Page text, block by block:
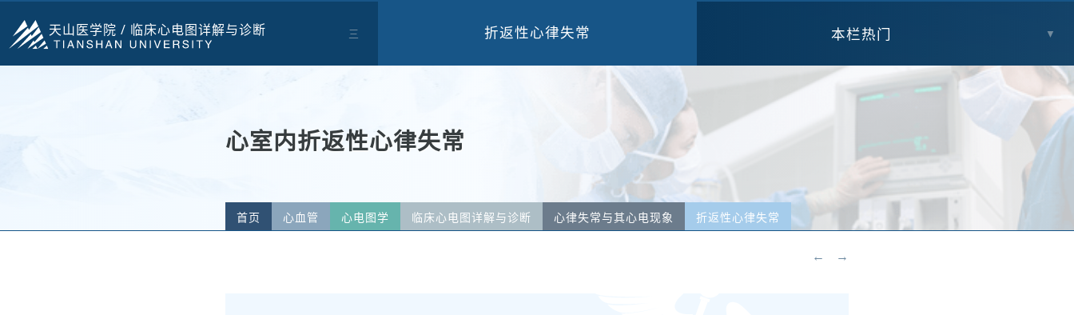
天山医学院 / 临床心电图详解与诊断 三 折返性心律失常 本栏热门 ▼
心室内折返性心律失常
首页 心血管 心电图学 临床心电图详解与诊断 心律失常与其心电现象 折返性心律失常
← →